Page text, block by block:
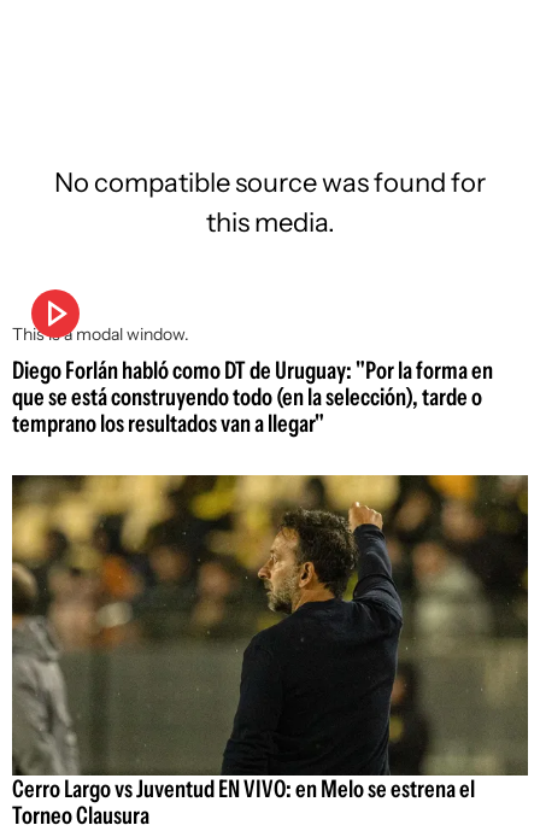
This is a modal window.
No compatible source was found for
this media.
Diego Forlán habló como DT de Uruguay: "Por la forma en
que se está construyendo todo (en la selección), tarde o
temprano los resultados van a llegar"
Cerro Largo vs Juventud EN VIVO: en Melo se estrena el
Torneo Clausura